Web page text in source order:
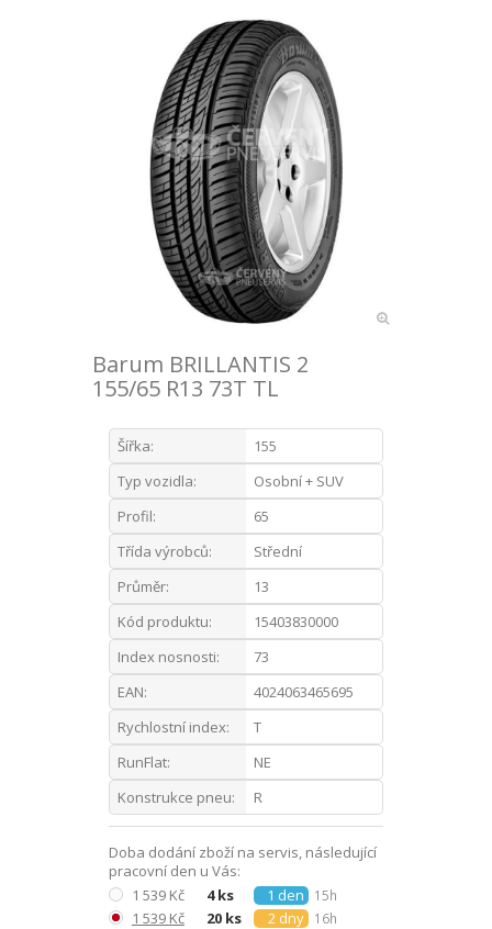
Barum BRILLANTIS 2
155/65 R13 73T TL
Šířka:
155
Typ vozidla:
Osobní + SUV
Profil:
65
Třída výrobců:
Střední
Průměr:
13
Kód produktu:
15403830000
Index nosnosti:
73
EAN:
4024063465695
Rychlostní index:
T
RunFlat:
NE
Konstrukce pneu:
R
Doba dodání zboží na servis, následující
pracovní den u Vás:
1 539 Kč
4 ks 1 den 15h
1 539 Kč 20 ks 2 dny 16h